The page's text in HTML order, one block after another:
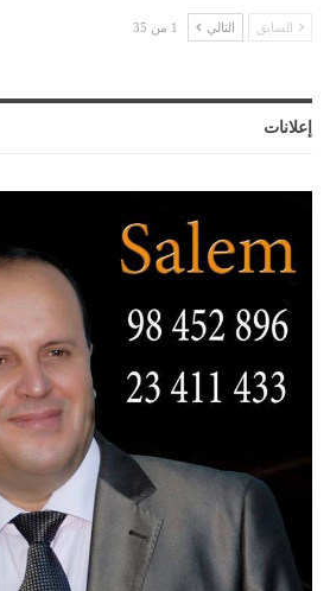
السابق التالي 1 من 35
إعلانات